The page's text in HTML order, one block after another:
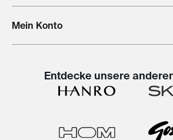
Mein Konto
Entdecke unsere